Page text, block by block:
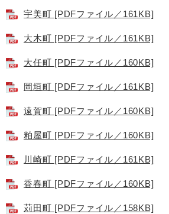
宇美町 [PDFファイル／161KB]
大木町 [PDFファイル／161KB]
大任町 [PDFファイル／160KB]
岡垣町 [PDFファイル／161KB]
遠賀町 [PDFファイル／160KB]
粕屋町 [PDFファイル／160KB]
川崎町 [PDFファイル／161KB]
香春町 [PDFファイル／160KB]
苅田町 [PDFファイル／158KB]